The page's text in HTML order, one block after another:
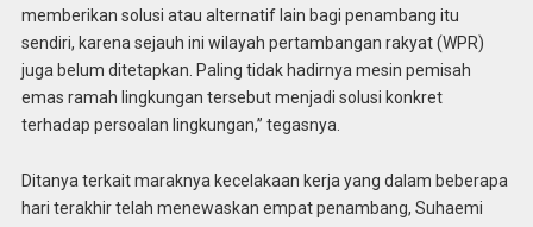
memberikan solusi atau alternatif lain bagi penambang itu
sendiri, karena sejauh ini wilayah pertambangan rakyat (WPR)
juga belum ditetapkan. Paling tidak hadirnya mesin pemisah
emas ramah lingkungan tersebut menjadi solusi konkret
terhadap persoalan lingkungan,” tegasnya.
Ditanya terkait maraknya kecelakaan kerja yang dalam beberapa
hari terakhir telah menewaskan empat penambang, Suhaemi